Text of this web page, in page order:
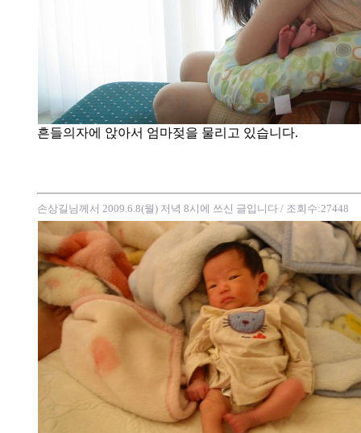
흔들의자에 앉아서 엄마젖을 물리고 있습니다.
손상길님께서 2009.6.8(월) 저녁 8시에 쓰신 글입니다 / 조회수:27448